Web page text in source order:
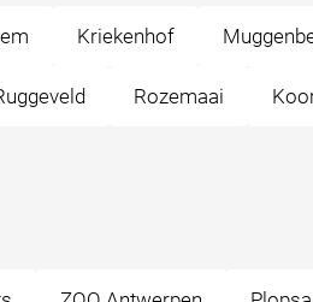
Kriekenhof
Rozemaai